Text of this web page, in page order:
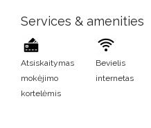
Services & amenities
Atsiskaitymas
mokėjimo
kortelėmis
Bevielis
internetas